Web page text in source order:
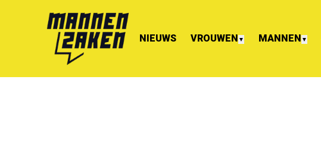
NIEUWS VROUWEN ▼ MANNEN ▼